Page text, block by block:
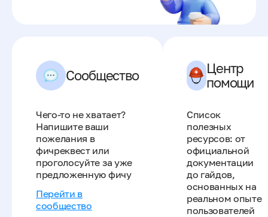
Сообщество
Чего-то не хватает?
Напишите ваши
пожелания в
фичреквест или
проголосуйте за уже
предложенную фичу
Перейти в
сообщество
Центр
помощи
Список
полезных
ресурсов: от
официальной
документации
до гайдов,
основанных на
реальном опыте
пользователей